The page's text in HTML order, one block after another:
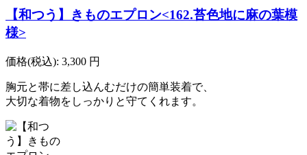
【和つう】きものエプロン<162.苔色地に麻の葉模
様>
価格(税込): 3,300 円
胸元と帯に差し込んむだけの簡単装着で、
大切な着物をしっかりと守てくれます。